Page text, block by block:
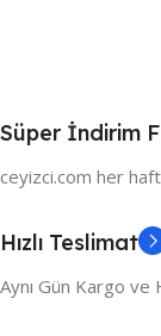
Süper İndirim
ceyizci.com her
Hızlı Teslimat
Aynı Gün Kargo ve